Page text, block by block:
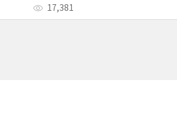
17,381